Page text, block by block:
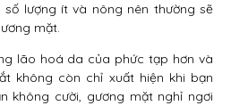
lượng ít và nông nên thường sẽ
mặt.
lão hoá da của phức tạp hơn và
không còn chỉ xuất hiện khi bạn
không cười, gương mặt nghỉ ngơi